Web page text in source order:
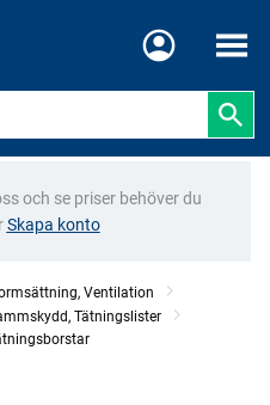
Meny
och se priser behöver du
Skapa konto
Ventilation
Tätningslister